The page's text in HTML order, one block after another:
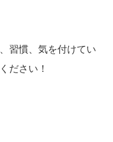
習慣、気を付けてい
ださい！